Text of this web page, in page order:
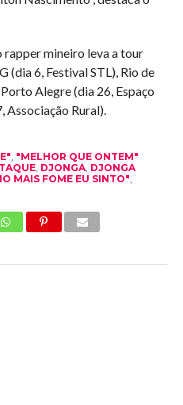
rapper mineiro leva a tour
(dia 6, Festival STL), Rio de
Alegre (dia 26, Espaço
Associação Rural).
"MELHOR QUE ONTEM"
, DJONGA, DJONGA
MAIS FOME EU SINTO"